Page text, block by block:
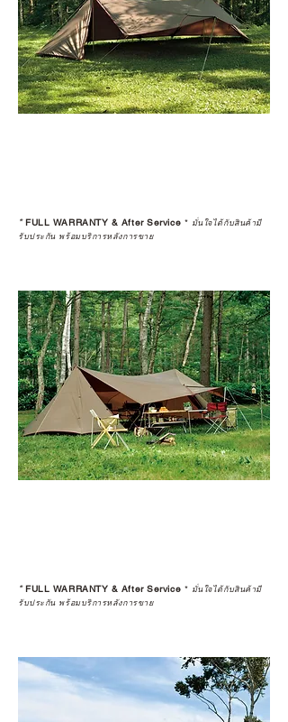
*FULL WARRANTY & After Service * มั่นใจได้กับสินค้ามี
รับประกัน พร้อมบริการหลังการขาย
*FULL WARRANTY & After Service * มั่นใจได้กับสินค้ามี
รับประกัน พร้อมบริการหลังการขาย